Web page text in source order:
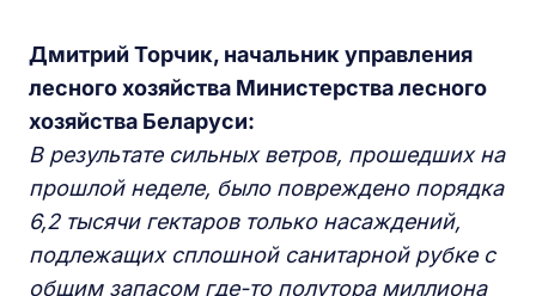
Дмитрий Торчик, начальник управления
лесного хозяйства Министерства лесного
хозяйства Беларуси:
В результате сильных ветров, прошедших на
прошлой неделе, было повреждено порядка
6,2 тысячи гектаров только насаждений,
подлежащих сплошной санитарной рубке с
общим запасом где-то полутора миллиона